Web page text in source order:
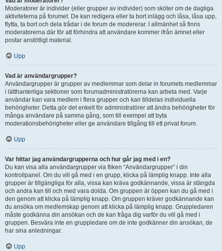
Moderatorer är individer (eller grupper av individer) som sköter om de dagliga
aktiviteterna på forumet. De kan redigera eller ta bort inlägg och låsa, låsa upp,
flytta, ta bort och dela trådar i de forum de modererar. I allmänhet så finns
moderatorerna där för att förhindra att användare kommer ifrån ämnet eller
postar anstötligt material.
Upp
Vad är användargrupper?
Användargrupper är grupper av medlemmar som delar in forumets medlemmar
i lätthanterliga sektioner som forumadministratörerna kan arbeta med. Varje
användar kan vara medlem i flera grupper och kan tilldelas individuella
behörigheter. Detta gör det enkelt för administratörer att ändra behörigheter för
många användare på samma gång, som till exempel att byta
moderationsbehörigheter eller ge användare tillgång till ett privat forum.
Upp
Var hittar jag användargrupperna och hur går jag med i en?
Du kan visa alla användargrupper via fliken “Användargrupper” i din
kontrollpanel. Om du vill gå med i en grupp, klicka på lämplig knapp. Inte alla
grupper är tillgängliga för alla, vissa kan kräva godkännande, vissa är stängda
och andra kan till och med vara dolda. Om gruppen är öppen kan du gå med i
den genom att klicka på lämplig knapp. Om gruppen kräver godkännande kan
du ansöka om medlemskap genom att klicka på lämplig knapp. Gruppledaren
måste godkänna din ansökan och de kan fråga dig varför du vill gå med i
gruppen. Besvära inte en gruppledare om de inte godkänner din ansökan, de
har sina anledningar.
Upp